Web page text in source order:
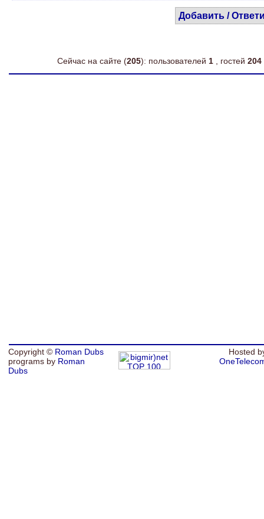
Добавить /
Сейчас на сайте (205): пользователей 1 , гостей 204
Copyright © Roman Dubs
programs by Roman
Dubs
Hosted